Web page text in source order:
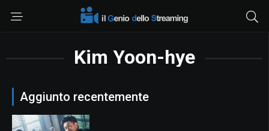
Kim Yoon-hye
Aggiunto recentemente